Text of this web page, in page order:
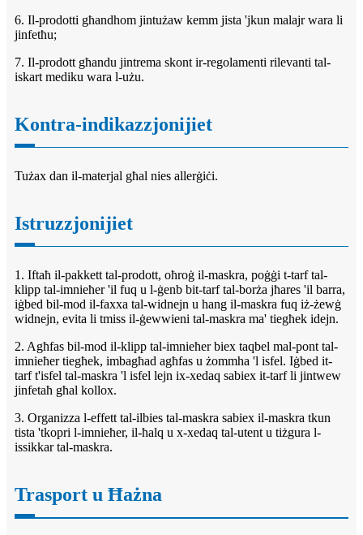
6. Il-prodotti għandhom jintużaw kemm jista 'jkun malajr wara li
jinfetħu;
7. Il-prodott għandu jintrema skont ir-regolamenti rilevanti tal-
iskart mediku wara l-użu.
Kontra-indikazzjonijiet
Tużax dan il-materjal għal nies allerġiċi.
Istruzzjonijiet
1. Iftaħ il-pakkett tal-prodott, oħroġ il-maskra, poġġi t-tarf tal-
klipp tal-imnieħer 'il fuq u l-ġenb bit-tarf tal-borża jħares 'il barra,
iġbed bil-mod il-faxxa tal-widnejn u hang il-maskra fuq iż-żewġ
widnejn, evita li tmiss il-ġewwieni tal-maskra ma' tiegħek idejn.
2. Agħfas bil-mod il-klipp tal-imnieħer biex taqbel mal-pont tal-
imnieħer tiegħek, imbagħad agħfas u żommha 'l isfel. Iġbed it-
tarf t'isfel tal-maskra 'l isfel lejn ix-xedaq sabiex it-tarf li jintwew
jinfetaħ għal kollox.
3. Organizza l-effett tal-ilbies tal-maskra sabiex il-maskra tkun
tista 'tkopri l-imnieħer, il-ħalq u x-xedaq tal-utent u tiżgura l-
issikkar tal-maskra.
Trasport u Ħażna